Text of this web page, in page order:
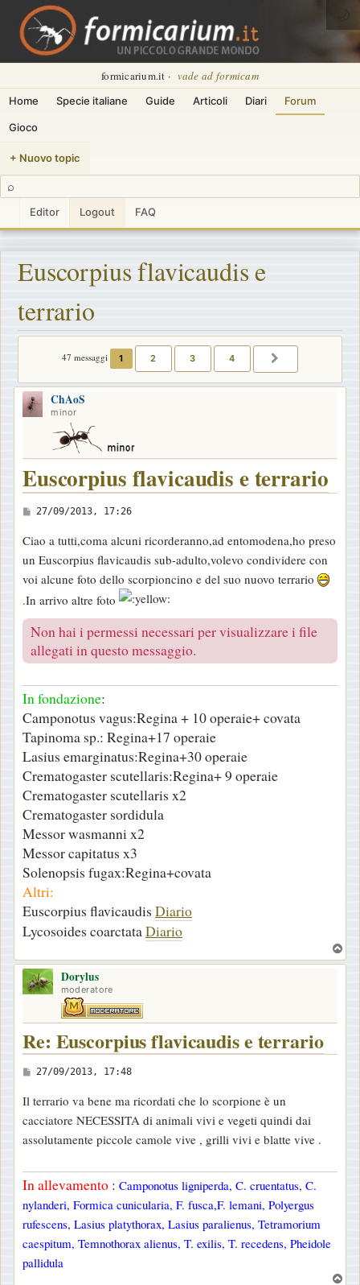
formicarium.it · vade ad formicam
Home Specie italiane Guide Articoli Diari Forum
Gioco
+ Nuovo topic
⌕
Editor Logout FAQ
🌙
Euscorpius flavicaudis e
terrario
47 messaggi 1 2 3 4
ChAoS
minor
Euscorpius flavicaudis e terrario
M
s
s
a
g
g
o
27/09/2013, 17:26
Ciao a tutti,coma alcuni ricorderanno,ad entomodena,ho preso
un Euscorpius flavicaudis sub-adulto,volevo condividere con
voi alcune foto dello scorpioncino e del suo nuovo terrario
.In arrivo altre foto
Non hai i permessi necessari per visualizzare i file
allegati in questo messaggio.
In fondazione:
Camponotus vagus:Regina + 10 operaie+ covata
Tapinoma sp.: Regina+17 operaie
Lasius emarginatus:Regina+30 operaie
Crematogaster scutellaris:Regina+ 9 operaie
Crematogaster scutellaris x2
Crematogaster sordidula
Messor wasmanni x2
Messor capitatus x3
Solenopsis fugax:Regina+covata
Altri:
Euscorpius flavicaudis Diario
Lycosoides coarctataDiario
o
Dorylus
moderatore
Re: Euscorpius flavicaudis e terrario
M
s
s
a
g
i
o
27/09/2013, 17:48
Il terrario va bene ma ricordati che lo scorpione è un
cacciatore NECESSITA di animali vivi e vegeti quindi dai
assolutamente piccole camole vive , grilli vivi e blatte vive .
In allevamento : Camponotus ligniperda, C. cruentatus, C.
nylanderi, Formica cunicularia, F. fusca,F. lemani, Polyergus
rufescens, Lasius platythorax, Lasius paralienus, Tetramorium
caespitum, Temnothorax alienus, T. exilis, T. recedens, Pheidole
pallidula